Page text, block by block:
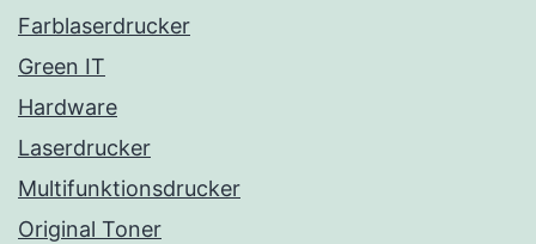
Farblaserdrucker
Green IT
Hardware
Laserdrucker
Multifunktionsdrucker
Original Toner